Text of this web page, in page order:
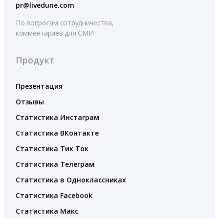
pr@livedune.com
По вопросам сотрудничества,
комментариев для СМИ
Продукт
Презентация
Отзывы
Статистика Инстаграм
Статистика ВКонтакте
Статистика Тик Ток
Статистика Телеграм
Статистика в Одноклассниках
Статистика Facebook
Статистика Макс